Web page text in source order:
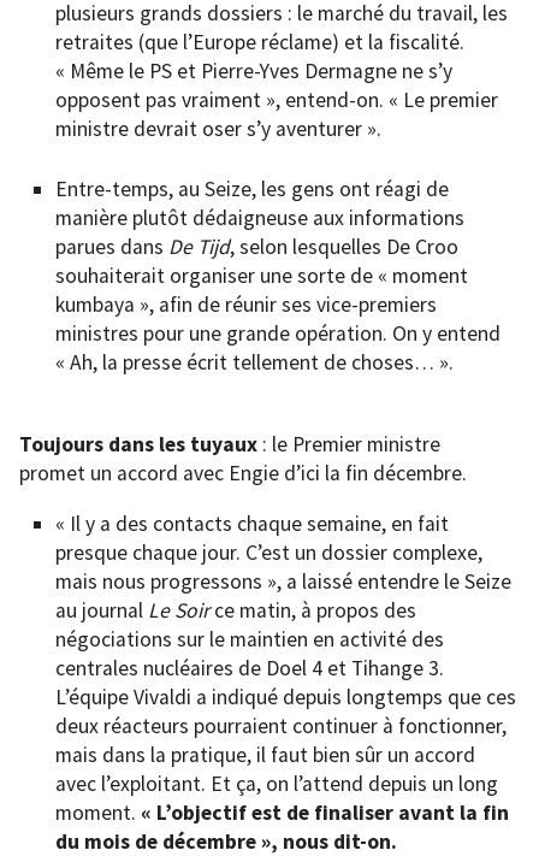
plusieurs grands dossiers : le marché du travail, les
retraites (que l’Europe réclame) et la fiscalité.
« Même le PS et Pierre-Yves Dermagne ne s’y
opposent pas vraiment », entend-on. « Le premier
ministre devrait oser s’y aventurer ».
Entre-temps, au Seize, les gens ont réagi de
manière plutôt dédaigneuse aux informations
parues dans De Tijd, selon lesquelles De Croo
souhaiterait organiser une sorte de « moment
kumbaya », afin de réunir ses vice-premiers
ministres pour une grande opération. On y entend
« Ah, la presse écrit tellement de choses… ».
Toujours dans les tuyaux : le Premier ministre
promet un accord avec Engie d’ici la fin décembre.
« Il y a des contacts chaque semaine, en fait
presque chaque jour. C’est un dossier complexe,
mais nous progressons », a laissé entendre le Seize
au journal Le Soirce matin, à propos des
négociations sur le maintien en activité des
centrales nucléaires de Doel 4 et Tihange 3.
L’équipe Vivaldi a indiqué depuis longtemps que ces
deux réacteurs pourraient continuer à fonctionner,
mais dans la pratique, il faut bien sûr un accord
avec l’exploitant. Et ça, on l’attend depuis un long
moment. « L’objectif est de finaliser avant la fin
du mois de décembre », nous dit-on.